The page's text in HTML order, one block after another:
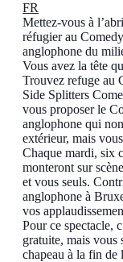
FR
Mettez-vous à
réfugier au
anglophone du
Vous avez la tête
Trouvez refuge au
Side Splitters
vous proposer le
anglophone qui
extérieur, mais
Chaque mardi, six
monteront sur
et vous seuls.
anglophone à
vos
Pour ce spectacle,
gratuite, mais vous
chapeau à la fin de